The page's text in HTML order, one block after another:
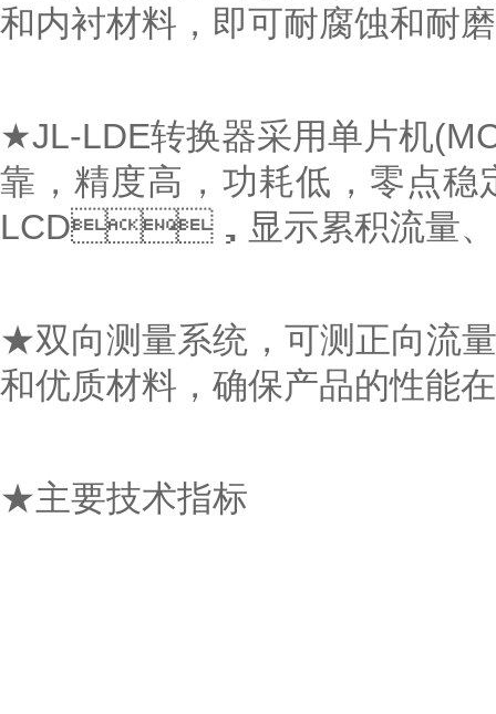
和内衬材料，即可耐腐蚀和耐磨
★JL-LDE转换器采用单片机
靠，精度高，功耗低，零
LCD，显示累积流量、瞬
★双向测量系统，可测正向流量
和优质材料，确保产品的性能在
★主要技术指标